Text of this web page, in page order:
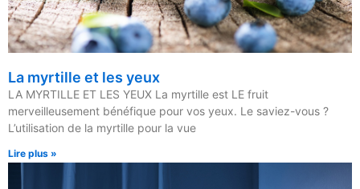
La myrtille et les yeux
LA MYRTILLE ET LES YEUX La myrtille est LE fruit
merveilleusement bénéfique pour vos yeux. Le saviez-vous ?
L’utilisation de la myrtille pour la vue
Lire plus »